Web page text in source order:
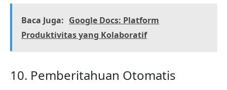
Baca Juga: Google Docs: Platform
Produktivitas yang Kolaboratif
10. Pemberitahuan Otomatis